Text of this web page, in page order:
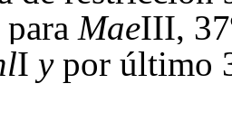
MaeIII,
I y por último